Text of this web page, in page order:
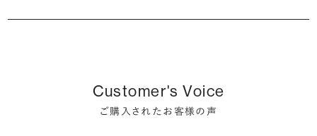
ダイヤモンド供給元のデータと直接繋がる独自の検索画面で、品質を
詳しくはこちら
しかし、サプライズで贈り贈られるのも、やはり素敵な経験。ブリリアン
Customer's Voice
ご購入されたお客様の声